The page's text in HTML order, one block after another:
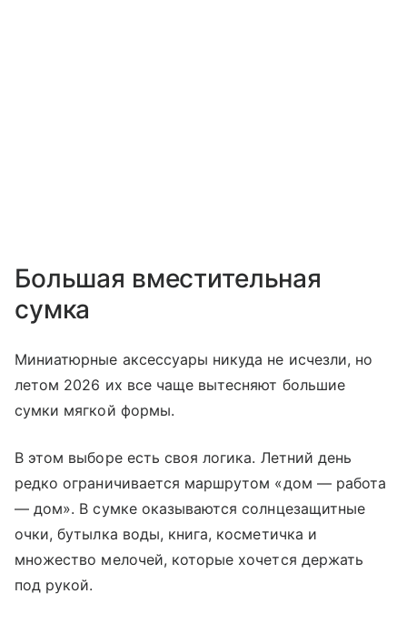
Большая вместительная
сумка
Миниатюрные аксессуары никуда не исчезли, но
летом 2026 их все чаще вытесняют большие
сумки мягкой формы.
В этом выборе есть своя логика. Летний день
редко ограничивается маршрутом «дом — работа
— дом». В сумке оказываются солнцезащитные
очки, бутылка воды, книга, косметичка и
множество мелочей, которые хочется держать
под рукой.